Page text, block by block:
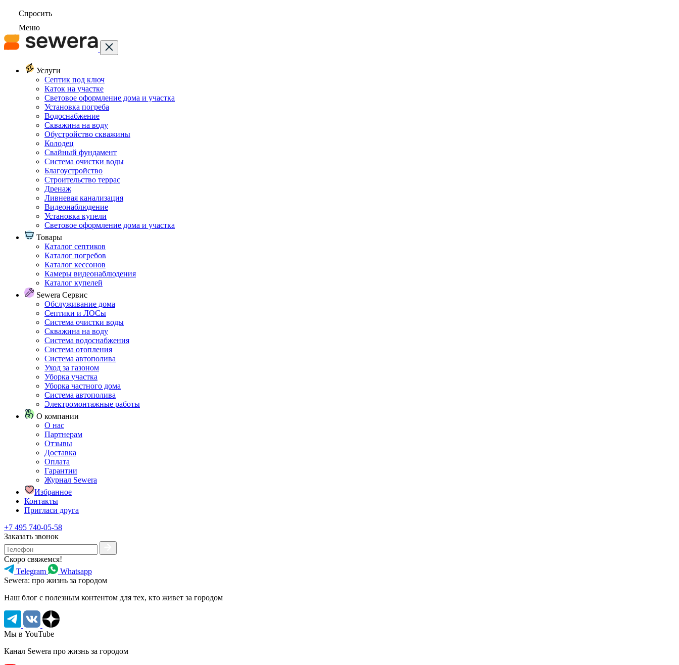
Спросить
Меню
Услуги
Септик под ключ
Каток на участке
Световое оформление дома и участка
Установка погреба
Водоснабжение
Скважина на воду
Обустройство скважины
Колодец
Свайный фундамент
Система очистки воды
Благоустройство
Строительство террас
Дренаж
Ливневая канализация
Видеонаблюдение
Установка купели
Световое оформление дома и участка
Товары
Каталог септиков
Каталог погребов
Каталог кессонов
Камеры видеонаблюдения
Каталог купелей
Sewera Сервис
Обслуживание дома
Септики и ЛОСы
Система очистки воды
Скважина на воду
Система водоснабжения
Система отопления
Система автополива
Уход за газоном
Уборка участка
Уборка частного дома
Система автополива
Электромонтажные работы
О компании
О нас
Партнерам
Отзывы
Доставка
Оплата
Гарантии
Журнал Sewera
Избранное
Контакты
Пригласи друга
+7 495 740-05-58
Заказать звонок
Скоро свяжемся!
Telegram
Whatsapp
Sewera: про жизнь за городом
Наш блог c полезным контентом для тех, кто живет за городом
Мы в YouTube
Канал Sewera про жизнь за городом